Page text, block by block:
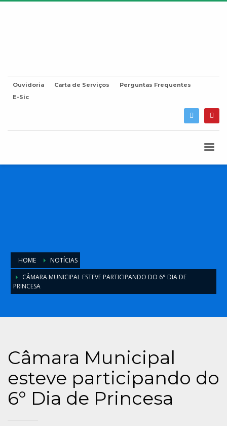
Ouvidoria Carta de Serviços
Perguntas Frequentes
E-Sic
HOME
NOTÍCIAS
CÂMARA MUNICIPAL ESTEVE PARTICIPANDO DO 6° DIA DE
PRINCESA
Câmara Municipal
esteve participando do
6° Dia de Princesa